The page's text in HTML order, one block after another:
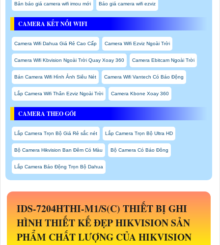
Bản báo giá camera wifi imou mới Báo giá camera wifi ezviz
CAMERA KẾT NỐI WIFI
Camera Wifi Dahua Giá Rẻ Cao Cấp Camera Wifi Ezviz Ngoài Trời
Camera Wifi Kbvision Ngoài Trời Quay Xoay 360 Camera Ebitcam Ngoài Trời
Bán Camera Wifi Hình Ảnh Siêu Nét Camera Wifi Vantech Có Báo Động
Lắp Camera Wifi Thân Ezviz Ngoài Trời Camera Kbone Xoay 360
CAMERA THEO GÓI
Lắp Camera Trọn Bộ Giá Rẻ sắc nét Lắp Camera Trọn Bộ Ultra HD
Bộ Camera Hikvision Ban Đêm Có Màu Bộ Camera Có Báo Đông
Lắp Camera Báo Động Trọn Bộ Dahua
IDS-7204HTHI-M1/S(C) THIẾT BỊ GHI
HÌNH THIẾT KẾ ĐẸP HIKVISION SẢN
PHẨM CHẤT LƯỢNG CỦA HIKVISION